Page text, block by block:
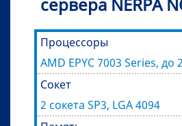
Процессоры
AMD EPYC 7003 Series, до
Сокет
2 сокета SP3, LGA 4094